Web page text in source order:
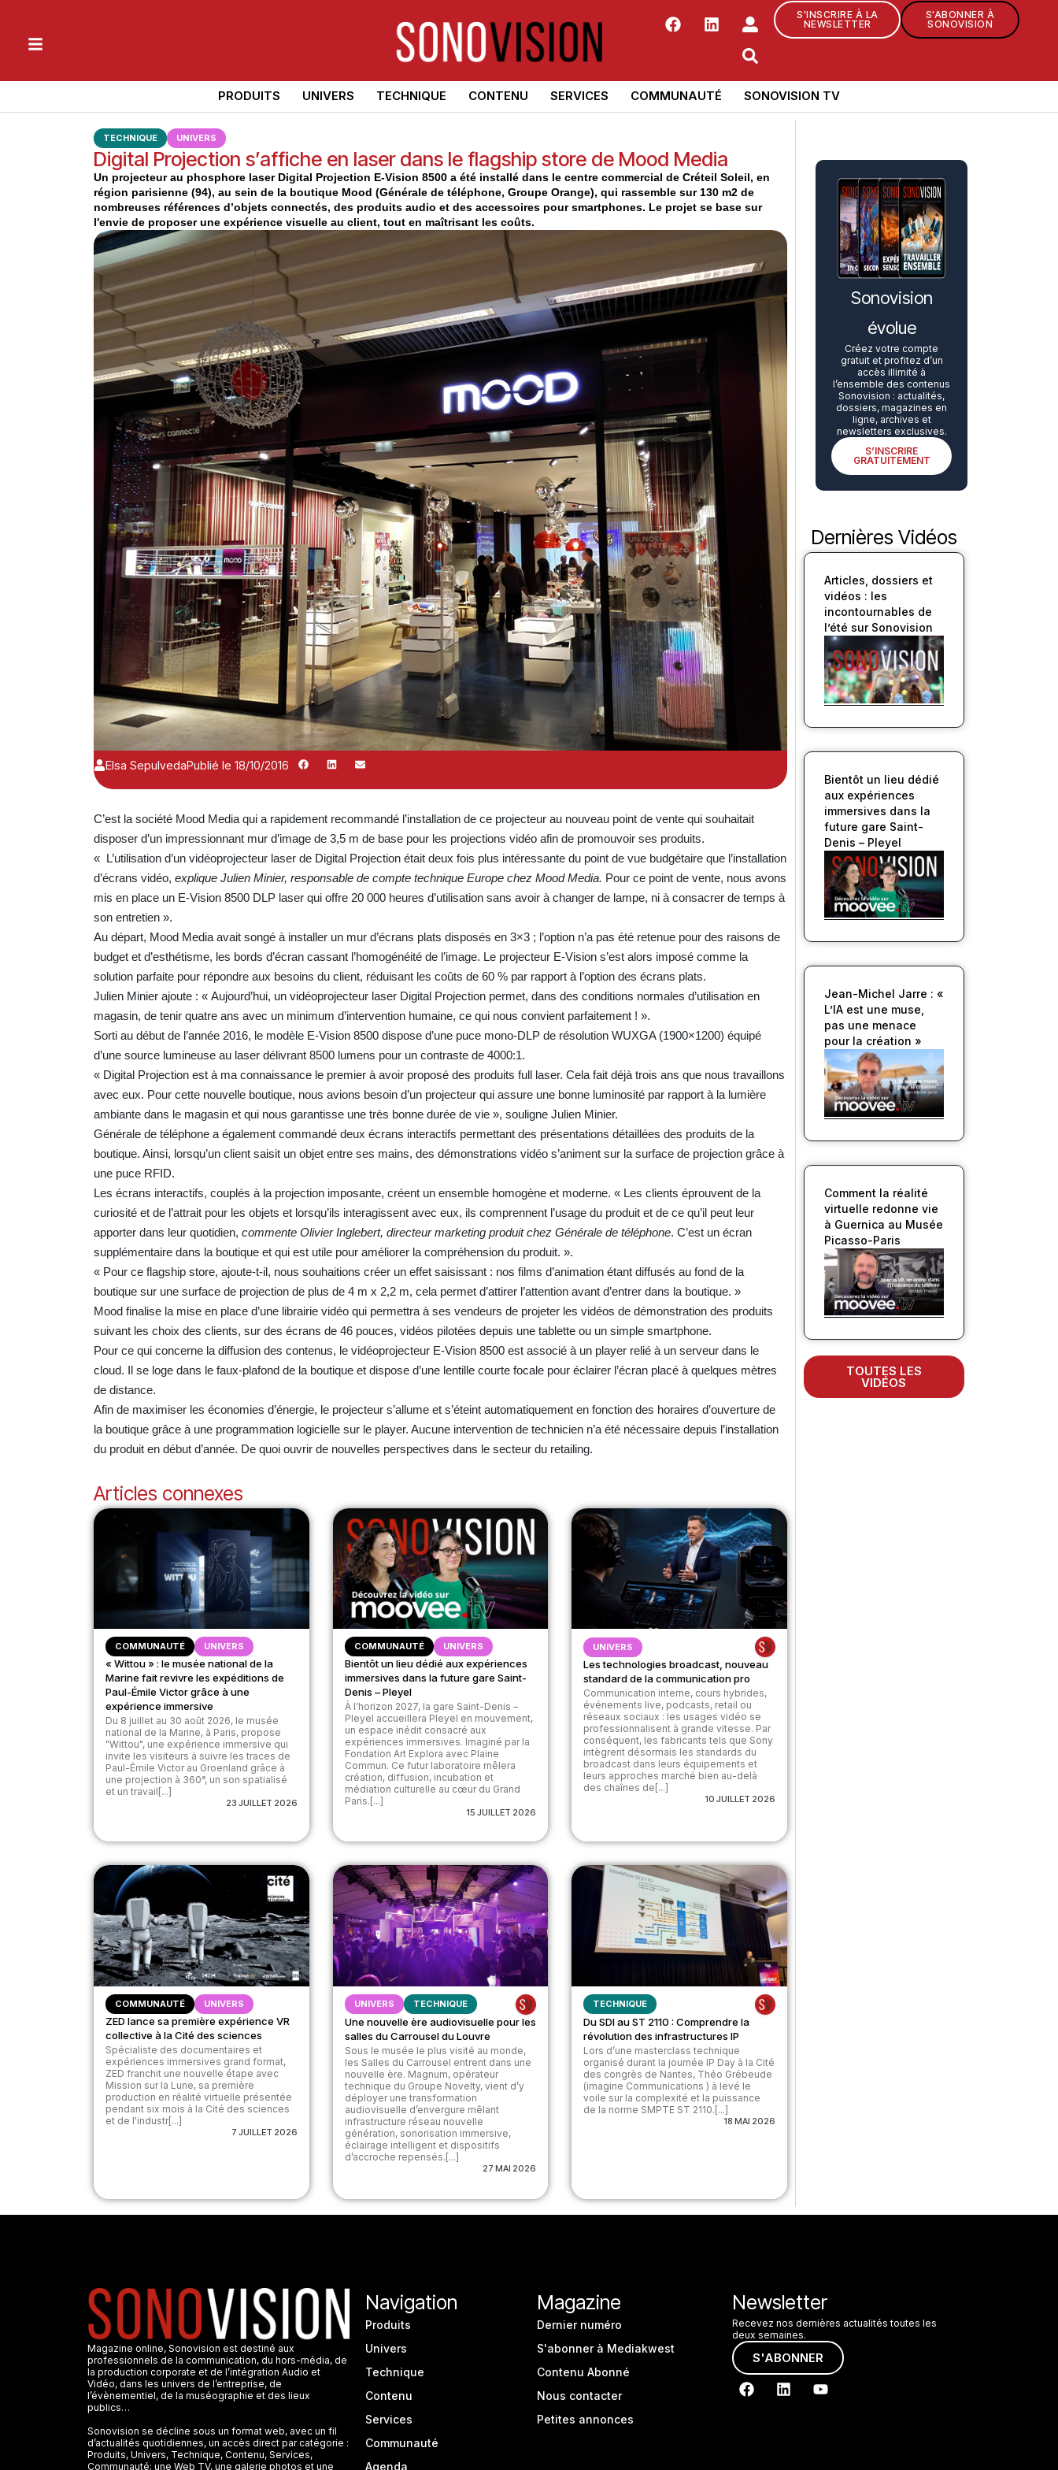
S'INSCRIRE À LA
NEWSLETTER
S'ABONNER À
SONOVISION
PRODUITS UNIVERS TECHNIQUE CONTENU SERVICES COMMUNAUTÉ SONOVISION TV
TECHNIQUE UNIVERS
Digital Projection s’affiche en laser dans le flagship store de Mood Media
Un projecteur au phosphore laser Digital Projection E-Vision 8500 a été installé dans le centre commercial de Créteil Soleil, en
région parisienne (94), au sein de la boutique Mood (Générale de téléphone, Groupe Orange), qui rassemble sur 130 m2 de
nombreuses références d’objets connectés, des produits audio et des accessoires pour smartphones. Le projet se base sur
l'envie de proposer une expérience visuelle au client, tout en maîtrisant les coûts.
Elsa SepulvedaPublié le 18/10/2016
C’est la société Mood Media qui a rapidement recommandé l’installation de ce projecteur au nouveau point de vente qui souhaitait
disposer d’un impressionnant mur d’image de 3,5 m de base pour les projections vidéo afin de promouvoir ses produits.
« L’utilisation d’un vidéoprojecteur laser de Digital Projection était deux fois plus intéressante du point de vue budgétaire que l’installation
d’écrans vidéo,explique Julien Minier, responsable de compte technique Europe chez Mood Media. Pour ce point de vente, nous avons
mis en place un E-Vision 8500 DLP laser qui offre 20 000 heures d’utilisation sans avoir à changer de lampe, ni à consacrer de temps à
son entretien ».
Au départ, Mood Media avait songé à installer un mur d’écrans plats disposés en 3×3 ; l’option n’a pas été retenue pour des raisons de
budget et d’esthétisme, les bords d’écran cassant l’homogénéité de l’image. Le projecteur E-Vision s’est alors imposé comme la
solution parfaite pour répondre aux besoins du client, réduisant les coûts de 60 % par rapport à l’option des écrans plats.
Julien Minier ajoute : « Aujourd’hui, un vidéoprojecteur laser Digital Projection permet, dans des conditions normales d’utilisation en
magasin, de tenir quatre ans avec un minimum d’intervention humaine, ce qui nous convient parfaitement ! ».
Sorti au début de l’année 2016, le modèle E-Vision 8500 dispose d’une puce mono-DLP de résolution WUXGA (1900×1200) équipé
d’une source lumineuse au laser délivrant 8500 lumens pour un contraste de 4000:1.
« Digital Projection est à ma connaissance le premier à avoir proposé des produits full laser. Cela fait déjà trois ans que nous travaillons
avec eux. Pour cette nouvelle boutique, nous avions besoin d’un projecteur qui assure une bonne luminosité par rapport à la lumière
ambiante dans le magasin et qui nous garantisse une très bonne durée de vie », souligne Julien Minier.
Générale de téléphone a également commandé deux écrans interactifs permettant des présentations détaillées des produits de la
boutique. Ainsi, lorsqu’un client saisit un objet entre ses mains, des démonstrations vidéo s’animent sur la surface de projection grâce à
une puce RFID.
Les écrans interactifs, couplés à la projection imposante, créent un ensemble homogène et moderne. « Les clients éprouvent de la
curiosité et de l’attrait pour les objets et lorsqu’ils interagissent avec eux, ils comprennent l’usage du produit et de ce qu’il peut leur
apporter dans leur quotidien,commente Olivier Inglebert, directeur marketing produit chez Générale de téléphone. C’est un écran
supplémentaire dans la boutique et qui est utile pour améliorer la compréhension du produit. ».
« Pour ce flagship store, ajoute-t-il, nous souhaitions créer un effet saisissant : nos films d’animation étant diffusés au fond de la
boutique sur une surface de projection de plus de 4 m x 2,2 m, cela permet d’attirer l’attention avant d’entrer dans la boutique. »
Mood finalise la mise en place d’une librairie vidéo qui permettra à ses vendeurs de projeter les vidéos de démonstration des produits
suivant les choix des clients, sur des écrans de 46 pouces, vidéos pilotées depuis une tablette ou un simple smartphone.
Pour ce qui concerne la diffusion des contenus, le vidéoprojecteur E-Vision 8500 est associé à un player relié à un serveur dans le
cloud. Il se loge dans le faux-plafond de la boutique et dispose d’une lentille courte focale pour éclairer l’écran placé à quelques mètres
de distance.
Afin de maximiser les économies d’énergie, le projecteur s’allume et s’éteint automatiquement en fonction des horaires d’ouverture de
la boutique grâce à une programmation logicielle sur le player. Aucune intervention de technicien n’a été nécessaire depuis l’installation
du produit en début d’année. De quoi ouvrir de nouvelles perspectives dans le secteur du retailing.
Articles connexes
COMMUNAUTÉ UNIVERS
« Wittou » : le musée national de la
Marine fait revivre les expéditions de
Paul-Émile Victor grâce à une
expérience immersive
Du 8 juillet au 30 août 2026, le musée
national de la Marine, à Paris, propose
"Wittou", une expérience immersive qui
invite les visiteurs à suivre les traces de
Paul-Émile Victor au Groenland grâce à
une projection à 360°, un son spatialisé
et un travail[...]
23 JUILLET 2026
COMMUNAUTÉ UNIVERS
Bientôt un lieu dédié aux expériences
immersives dans la future gare Saint-
Denis – Pleyel
À l'horizon 2027, la gare Saint-Denis –
Pleyel accueillera Pleyel en mouvement,
un espace inédit consacré aux
expériences immersives. Imaginé par la
Fondation Art Explora avec Plaine
Commun. Ce futur laboratoire mêlera
création, diffusion, incubation et
médiation culturelle au cœur du Grand
Paris.[...]
15 JUILLET 2026
UNIVERS
Les technologies broadcast, nouveau
standard de la communication pro
Communication interne, cours hybrides,
événements live, podcasts, retail ou
réseaux sociaux : les usages vidéo se
professionnalisent à grande vitesse. Par
conséquent, les fabricants tels que Sony
intègrent désormais les standards du
broadcast dans leurs équipements et
leurs approches marché bien au-delà
des chaînes de[...]
10 JUILLET 2026
COMMUNAUTÉ UNIVERS
ZED lance sa première expérience VR
collective à la Cité des sciences
Spécialiste des documentaires et
expériences immersives grand format,
ZED franchit une nouvelle étape avec
Mission sur la Lune, sa première
production en réalité virtuelle présentée
pendant six mois à la Cité des sciences
et de l'industr[...]
7 JUILLET 2026
UNIVERS TECHNIQUE
Une nouvelle ère audiovisuelle pour les
salles du Carrousel du Louvre
Sous le musée le plus visité au monde,
les Salles du Carrousel entrent dans une
nouvelle ère. Magnum, opérateur
technique du Groupe Novelty, vient d’y
déployer une transformation
audiovisuelle d’envergure mêlant
infrastructure réseau nouvelle
génération, sonorisation immersive,
éclairage intelligent et dispositifs
d’accroche repensés.[...]
27 MAI 2026
TECHNIQUE
Du SDI au ST 2110 : Comprendre la
révolution des infrastructures IP
Lors d’une masterclass technique
organisé durant la journée IP Day à la Cité
des congrès de Nantes, Théo Grébeude
(imagine Communications ) à levé le
voile sur la complexité et la puissance
de la norme SMPTE ST 2110.[...]
18 MAI 2026
Sonovision
évolue
Créez votre compte
gratuit et profitez d’un
accès illimité à
l’ensemble des contenus
Sonovision : actualités,
dossiers, magazines en
ligne, archives et
newsletters exclusives.
S’INSCRIRE
GRATUITEMENT
Dernières Vidéos
Articles, dossiers et
vidéos : les
incontournables de
l’été sur Sonovision
Bientôt un lieu dédié
aux expériences
immersives dans la
future gare Saint-
Denis – Pleyel
Jean-Michel Jarre : «
L’IA est une muse,
pas une menace
pour la création »
Comment la réalité
virtuelle redonne vie
à Guernica au Musée
Picasso-Paris
TOUTES LES
VIDÉOS
Magazine online, Sonovision est destiné aux
professionnels de la communication, du hors-média, de
la production corporate et de l’intégration Audio et
Vidéo, dans les univers de l’entreprise, de
l’évènementiel, de la muséographie et des lieux
publics…
Sonovision se décline sous un format web, avec un fil
d’actualités quotidiennes, un accès direct par catégorie :
Produits, Univers, Technique, Contenu, Services,
Communauté; une Web TV, une galerie photos et une
Navigation
Produits
Univers
Technique
Contenu
Services
Communauté
Agenda
Magazine
Dernier numéro
S'abonner à Mediakwest
Contenu Abonné
Nous contacter
Petites annonces
Newsletter
Recevez nos dernières actualités toutes les
deux semaines.
S'ABONNER